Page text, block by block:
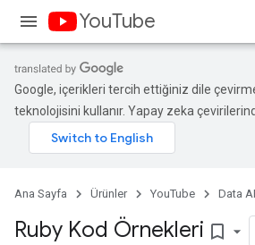
YouTube
Google, içerikleri tercih ettiğiniz dile
teknolojisini kullanır. Yapay zeka
Ana Sayfa Ürünler YouTube Data
Ruby Kod Örnekleri bookmark_border